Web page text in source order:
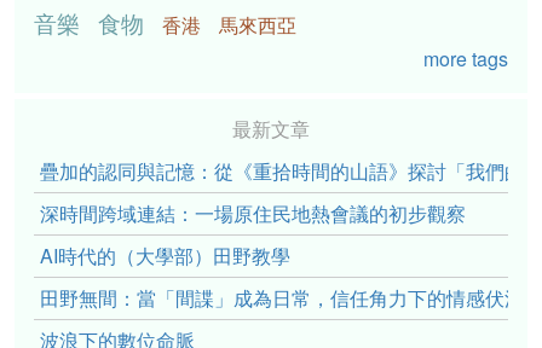
音樂 食物 香港
馬來西亞
more tags
最新文章
疊加的認同與記憶：從《重拾時間的山語》探討「我們的
深時間跨域連結：一場原住民地熱會議的初步觀察
AI時代的（大學部）田野教學
田野無間：當「間諜」成為日常，信任角力下的情感伏流
波浪下的數位命脈